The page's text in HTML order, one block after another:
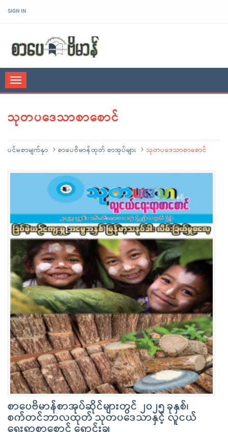
SIGN IN
Toggle
navigation
သုတပဒေသာစာစောင်
ပင်မစာမျက်နှာ စာပေဗိမာန်ထုတ် စာအုပ်များ သုတပဒေသာစာစောင်
စာပေဗိမာန်စာအုပ်ဆိုင်များတွင် ၂၀၂၅ ခုနှစ်၊
စက်တင်ဘာလထုတ် သုတပဒေသာနှင့် လူငယ်